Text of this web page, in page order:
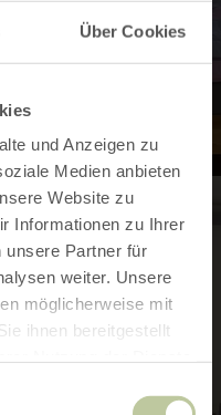
Über Cookies
und Anzeigen zu
Medien anbieten
Website zu
Informationen zu Ihrer
unsere Partner für
weiter. Unsere
möglicherweise mit
ihnen bereitgestellt